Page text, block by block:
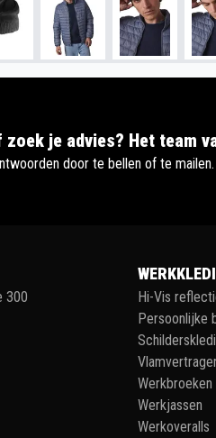
zoek je advies? Het team
door te bellen of te mailen.
300
Hi-Vis
Persoonlijke
Werkbroeken
Werkjassen
Werkoveralls